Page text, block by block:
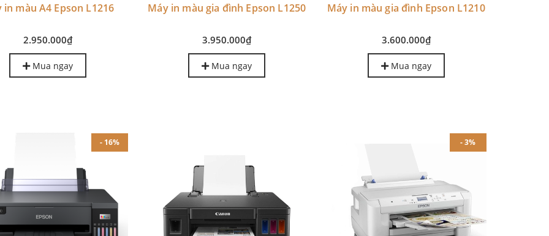
in màu A4 Epson L1216
2.950.000₫
Mua ngay
Máy in màu gia đình Epson L1250
3.950.000₫
Mua ngay
Máy in màu gia đình Epson L1210
3.600.000₫
Mua ngay
- 16% - 3%